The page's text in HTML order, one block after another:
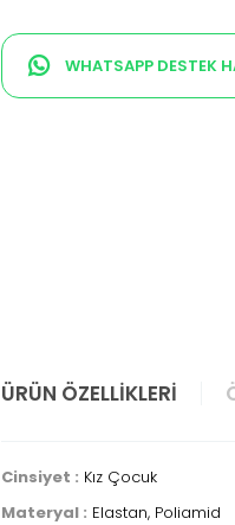
WHATSAPP DESTEK
ÜRÜN ÖZELLIKLERI
Cinsiyet : Kız Çocuk
Materyal : Elastan, Poliamid